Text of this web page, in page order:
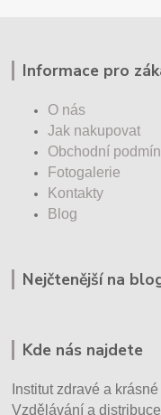
Informace pro
O nás
Jak nakupovat
Obchodní
Fotogalerie
Kontakty
Blog
Nejčtenější na
Kde nás najdete
Institut zdravé a
Vzdělávání a distribuce